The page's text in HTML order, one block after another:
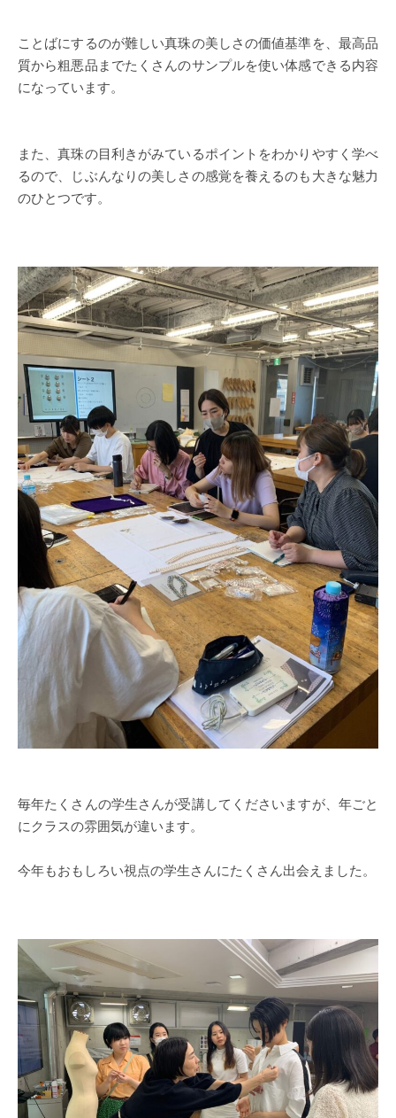
ことばにするのが難しい真珠の美しさの価値基準を、最高品
質から粗悪品までたくさんのサンプルを使い体感できる内容
になっています。
また、真珠の目利きがみているポイントをわかりやすく学べ
るので、じぶんなりの美しさの感覚を養えるのも大きな魅力
のひとつです。
毎年たくさんの学生さんが受講してくださいますが、年ごと
にクラスの雰囲気が違います。
今年もおもしろい視点の学生さんにたくさん出会えました。